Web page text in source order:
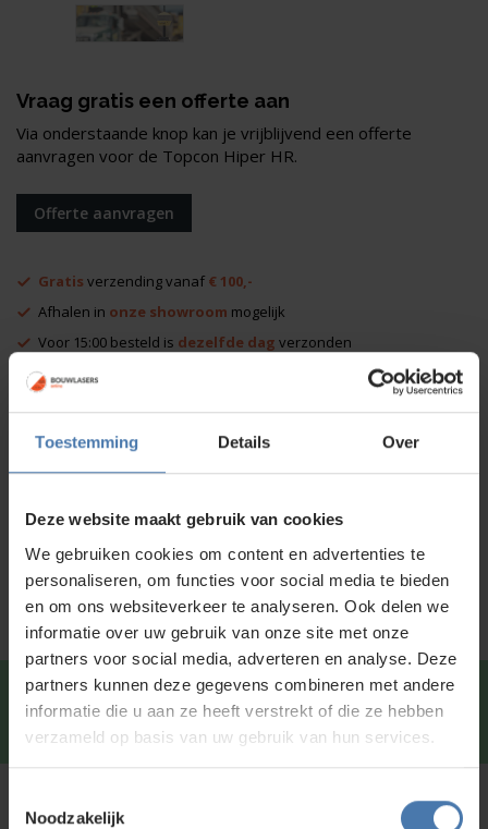
Toestemming Details Over
Deze website maakt gebruik van cookies
We gebruiken cookies om content en advertenties te
personaliseren, om functies voor social media te bieden
en om ons websiteverkeer te analyseren. Ook delen we
informatie over uw gebruik van onze site met onze
partners voor social media, adverteren en analyse. Deze
partners kunnen deze gegevens combineren met andere
informatie die u aan ze heeft verstrekt of die ze hebben
verzameld op basis van uw gebruik van hun services.
Noodzakelijk
Vraag gratis een offerte aan
Via onderstaande knop kan je vrijblijvend een offerte
aanvragen voor de Topcon Hiper HR.
Offerte aanvragen
Gratis verzending vanaf € 100,-
Afhalen in onze showroom mogelijk
Voor 15:00 besteld is dezelfde dag verzonden
Productinformatie
Downloads
Service en kalibratie
Snel en direct contact? We beantwoorden je vragen
graag viaWhatsapp.
Kunt u niet vinden wat u zoekt?